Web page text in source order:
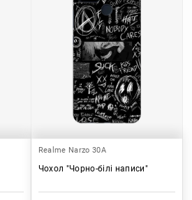
Realme Narzo 30A
Чохол "Чорно-білі написи"